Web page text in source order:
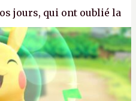
jours, qui ont oublié la
leurs joueurs et les
bonne guerre des
!